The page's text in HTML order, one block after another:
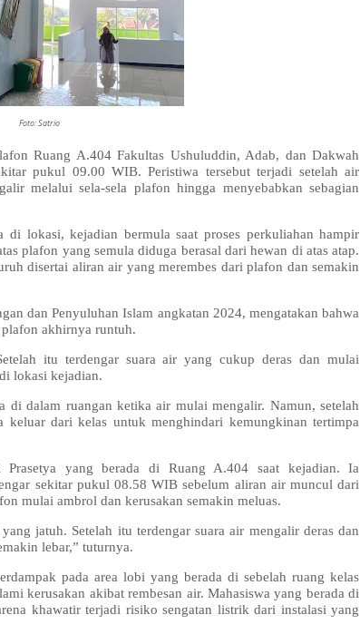
Foto: Satrio
Ruang A.404 Fakultas Ushuluddin, Adab, dan Dakwah
pukul 09.00 WIB. Peristiwa tersebut terjadi setelah air
melalui sela-sela plafon hingga menyebabkan sebagian
di lokasi, kejadian bermula saat proses perkuliahan hampir
plafon yang semula diduga berasal dari hewan di atas atap.
disertai aliran air yang merembes dari plafon dan semakin
dan Penyuluhan Islam angkatan 2024, mengatakan bahwa
akhirnya runtuh.
itu terdengar suara air yang cukup deras dan mulai
lokasi kejadian.
di dalam ruangan ketika air mulai mengalir. Namun, setelah
keluar dari kelas untuk menghindari kemungkinan tertimpa
Prasetya yang berada di Ruang A.404 saat kejadian. Ia
sekitar pukul 08.58 WIB sebelum aliran air muncul dari
mulai ambrol dan kerusakan semakin meluas.
jatuh. Setelah itu terdengar suara air mengalir deras dan
lebar,” tuturnya.
pada area lobi yang berada di sebelah ruang kelas
kerusakan akibat rembesan air. Mahasiswa yang berada di
khawatir terjadi risiko sengatan listrik dari instalasi yang